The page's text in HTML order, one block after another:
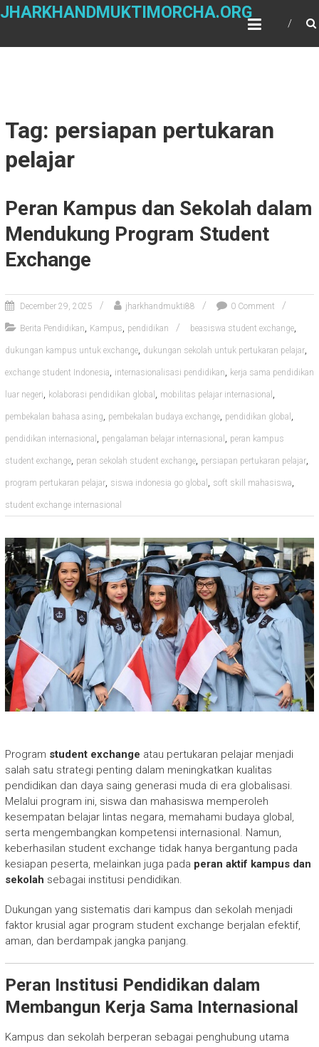
Skip
JHARKHANDMUKTIMORCHA.ORG
Tag: persiapan pertukaran
pelajar
Peran Kampus dan Sekolah dalam
Mendukung Program Student
Exchange
December 29, 2025 jharkhandmukti88 0 Comment
Berita Pendidikan, Kampus, pendidikan beasiswa student exchange,
dukungan kampus untuk exchange, dukungan sekolah untuk pertukaran pelajar,
exchange student Indonesia, internasionalisasi pendidikan, kerja sama pendidikan
luar negeri, kolaborasi pendidikan global , mobilitas pelajar internasional ,
pembekalan bahasa asing, pembekalan budaya exchange, pendidikan global ,
pendidikan internasional , pengalaman belajar internasional , peran kampus
student exchange, peran sekolah student exchange, persiapan pertukaran pelajar,
program pertukaran pelajar, siswa indonesia go global , soft skill mahasiswa,
student exchange internasional
Program student exchange atau pertukaran pelajar menjadi
salah satu strategi penting dalam meningkatkan kualitas
pendidikan dan daya saing generasi muda di era globalisasi.
Melalui program ini, siswa dan mahasiswa memperoleh
kesempatan belajar lintas negara, memahami budaya global,
serta mengembangkan kompetensi internasional. Namun,
keberhasilan student exchange tidak hanya bergantung pada
kesiapan peserta, melainkan juga pada peran aktif kampus dan
sekolah sebagai institusi pendidikan.
Dukungan yang sistematis dari kampus dan sekolah menjadi
faktor krusial agar program student exchange berjalan efektif,
aman, dan berdampak jangka panjang.
Peran Institusi Pendidikan dalam
Membangun Kerja Sama Internasional
Kampus dan sekolah berperan sebagai penghubung utama